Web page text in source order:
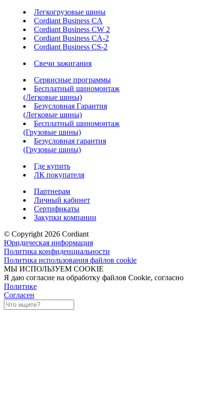
Легкогрузовые шины
Cordiant Business CA
Cordiant Business CW 2
Cordiant Business CA-2
Cordiant Business CS-2
Свечи зажигания
Сервисные программы
Бесплатный шиномонтаж
(Легковые шины)
Безусловная Гарантия
(Легковые шины)
Бесплатный шиномонтаж
(Грузовые шины)
Безусловная гарантия
(Грузовые шины)
Где купить
ЛК покупателя
Партнерам
Личный кабинет
Сертификаты
Закупки компании
© Copyright 2026 Cordiant
Юридическая информация
Политика конфиденциальности
Политика использования файлов cookie
МЫ ИСПОЛЬЗУЕМ COOKIE
Я даю согласие на обработку файлов Cookie, согласно
Политике
Согласен